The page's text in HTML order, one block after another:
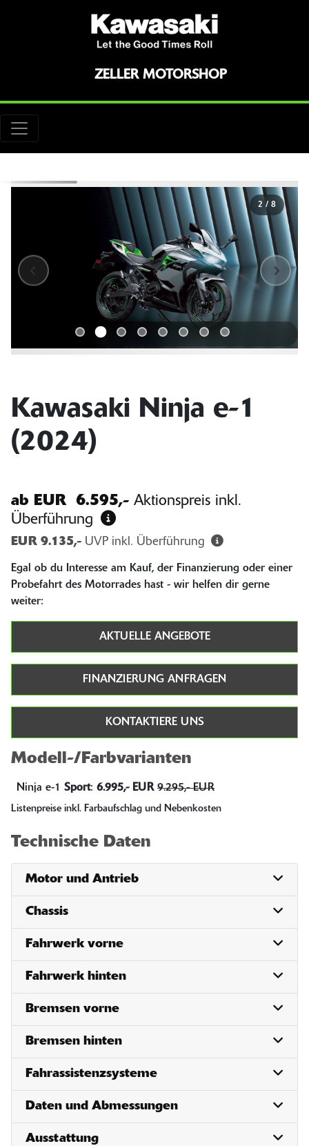
ZELLER MOTORSHOP
2 / 8
Kawasaki Ninja e-1
(2024)
Modell-/Farbvarianten
Ninja e-1 Sport: 6.995,- EUR 9.295,- EUR
Listenpreise inkl. Farbaufschlag und Nebenkosten
Technische Daten
Motor und Antrieb
Chassis
Fahrwerk vorne
Fahrwerk hinten
Bremsen vorne
Bremsen hinten
Fahrassistenzsysteme
Daten und Abmessungen
Ausstattung
ab EUR 6.595,- Aktionspreis inkl.
Überführung
EUR 9.135,-UVP inkl. Überführung
Egal ob du Interesse am Kauf, der Finanzierung oder einer
Probefahrt des Motorrades hast - wir helfen dir gerne
weiter:
AKTUELLE ANGEBOTE
FINANZIERUNG ANFRAGEN
KONTAKTIERE UNS